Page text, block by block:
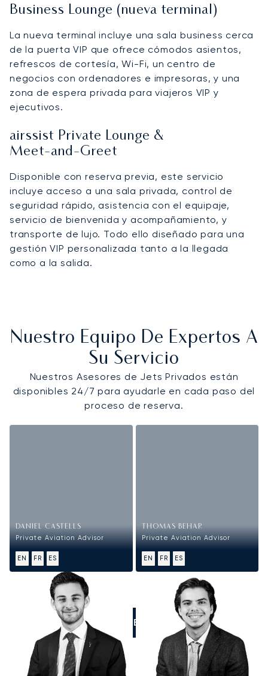
Business Lounge (nueva terminal)
La nueva terminal incluye una sala business cerca
de la puerta VIP que ofrece cómodos asientos,
refrescos de cortesía, Wi-Fi, un centro de
negocios con ordenadores e impresoras, y una
zona de espera privada para viajeros VIP y
ejecutivos.
airssist Private Lounge &
Meet‑and‑Greet
Disponible con reserva previa, este servicio
incluye acceso a una sala privada, control de
seguridad rápido, asistencia con el equipaje,
servicio de bienvenida y acompañamiento, y
transporte de lujo. Todo ello diseñado para una
gestión VIP personalizada tanto a la llegada
como a la salida.
Nuestro Equipo De Expertos A
Su Servicio
Nuestros Asesores de Jets Privados están
disponibles 24/7 para ayudarle en cada paso del
proceso de reserva.
DANIEL CASTELLS
Private Aviation Advisor
EN FR ES
THOMAS BEHAR
Private Aviation Advisor
EN FR ES
LLÁMENOS